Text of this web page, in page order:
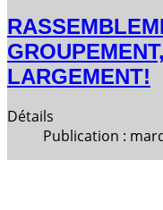
LARGEMENT!
Détails
Publication :